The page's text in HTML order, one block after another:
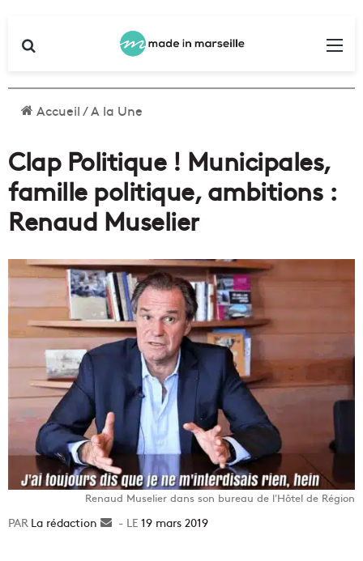
Accueil/A la Une
Clap Politique ! Municipales,
famille politique, ambitions :
Renaud Muselier
Renaud Muselier dans son bureau de l'Hôtel de Région
La rédaction
Envoyer19 mars 2019